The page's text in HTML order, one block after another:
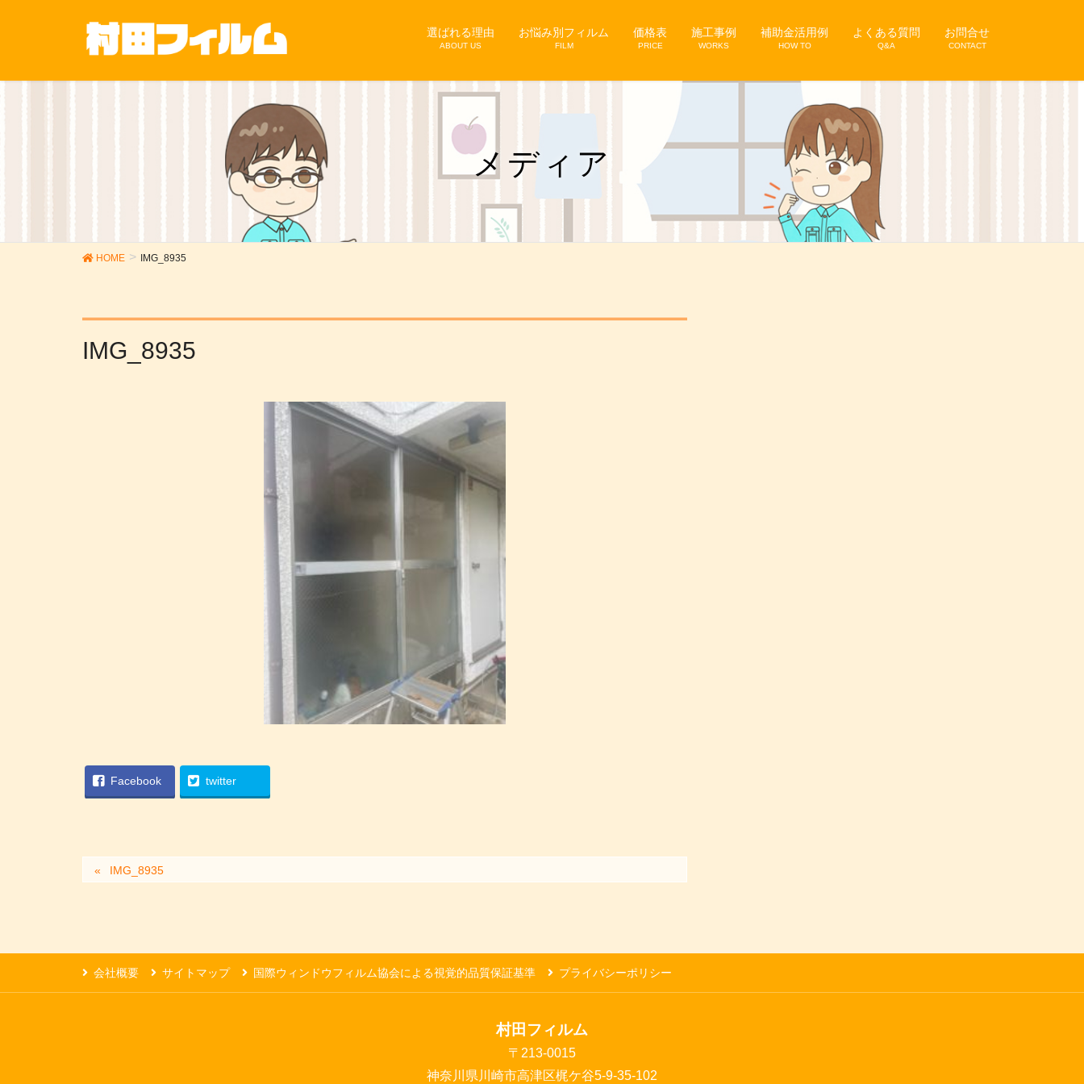
選ばれる理由
ABOUT US
お悩み別フィルム
FILM
価格表
PRICE
施工事例
WORKS
補助金活用例
HOW TO
よくある質問
Q&A
お問合せ
CONTACT
メディア
HOME IMG_8935
IMG_8935
Facebook twitter
IMG_8935
会社概要 サイトマップ 国際ウィンドウフィルム協会による視覚的品質保証基準 プライバシーポリシー
村田フィルム
〒213-0015
神奈川県川崎市高津区梶ケ谷5-9-35-102